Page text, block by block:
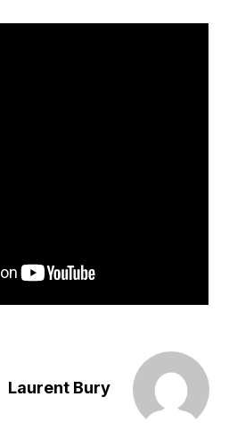
Laurent Bury